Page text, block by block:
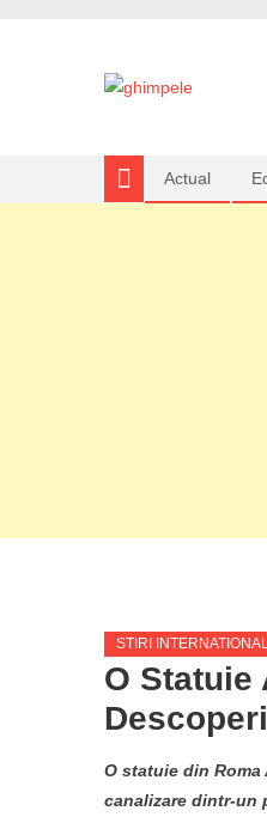
Actual
STIRI
O Statuie
O statuie din
canalizare dintr-un